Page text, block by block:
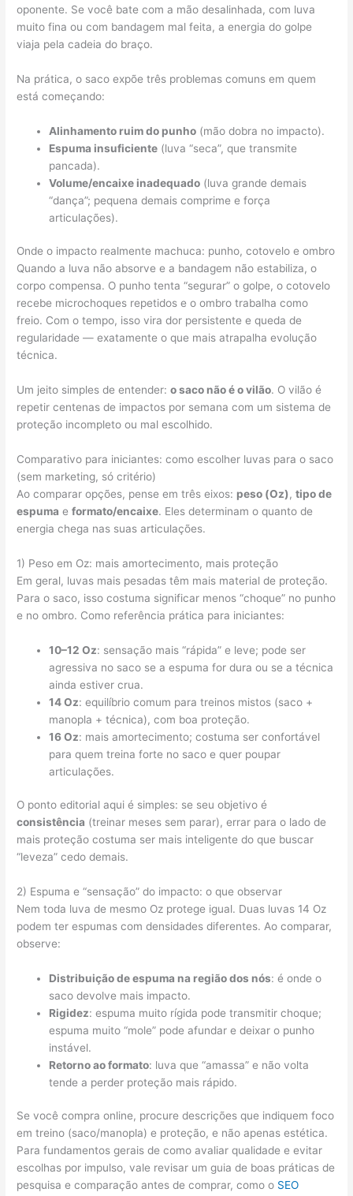
oponente. Se você bate com a mão desalinhada, com luva
muito fina ou com bandagem mal feita, a energia do golpe
viaja pela cadeia do braço.
Na prática, o saco expõe três problemas comuns em quem
está começando:
Alinhamento ruim do punho (mão dobra no impacto).
Espuma insuficiente (luva “seca”, que transmite
pancada).
Volume/encaixe inadequado (luva grande demais
“dança”; pequena demais comprime e força
articulações).
Onde o impacto realmente machuca: punho, cotovelo e ombro
Quando a luva não absorve e a bandagem não estabiliza, o
corpo compensa. O punho tenta “segurar” o golpe, o cotovelo
recebe microchoques repetidos e o ombro trabalha como
freio. Com o tempo, isso vira dor persistente e queda de
regularidade — exatamente o que mais atrapalha evolução
técnica.
Um jeito simples de entender:o saco não é o vilão. O vilão é
repetir centenas de impactos por semana com um sistema de
proteção incompleto ou mal escolhido.
Comparativo para iniciantes: como escolher luvas para o saco
(sem marketing, só critério)
Ao comparar opções, pense em três eixos: peso (Oz),tipo de
espuma eformato/encaixe. Eles determinam o quanto de
energia chega nas suas articulações.
1) Peso em Oz: mais amortecimento, mais proteção
Em geral, luvas mais pesadas têm mais material de proteção.
Para o saco, isso costuma significar menos “choque” no punho
e no ombro. Como referência prática para iniciantes:
10–12 Oz: sensação mais “rápida” e leve; pode ser
agressiva no saco se a espuma for dura ou se a técnica
ainda estiver crua.
14 Oz: equilíbrio comum para treinos mistos (saco +
manopla + técnica), com boa proteção.
16 Oz: mais amortecimento; costuma ser confortável
para quem treina forte no saco e quer poupar
articulações.
O ponto editorial aqui é simples: se seu objetivo é
consistência (treinar meses sem parar), errar para o lado de
mais proteção costuma ser mais inteligente do que buscar
“leveza” cedo demais.
2) Espuma e “sensação” do impacto: o que observar
Nem toda luva de mesmo Oz protege igual. Duas luvas 14 Oz
podem ter espumas com densidades diferentes. Ao comparar,
observe:
Distribuição de espuma na região dos nós: é onde o
saco devolve mais impacto.
Rigidez: espuma muito rígida pode transmitir choque;
espuma muito “mole” pode afundar e deixar o punho
instável.
Retorno ao formato: luva que “amassa” e não volta
tende a perder proteção mais rápido.
Se você compra online, procure descrições que indiquem foco
em treino (saco/manopla) e proteção, e não apenas estética.
Para fundamentos gerais de como avaliar qualidade e evitar
escolhas por impulso, vale revisar um guia de boas práticas de
pesquisa e comparação antes de comprar, como o SEO